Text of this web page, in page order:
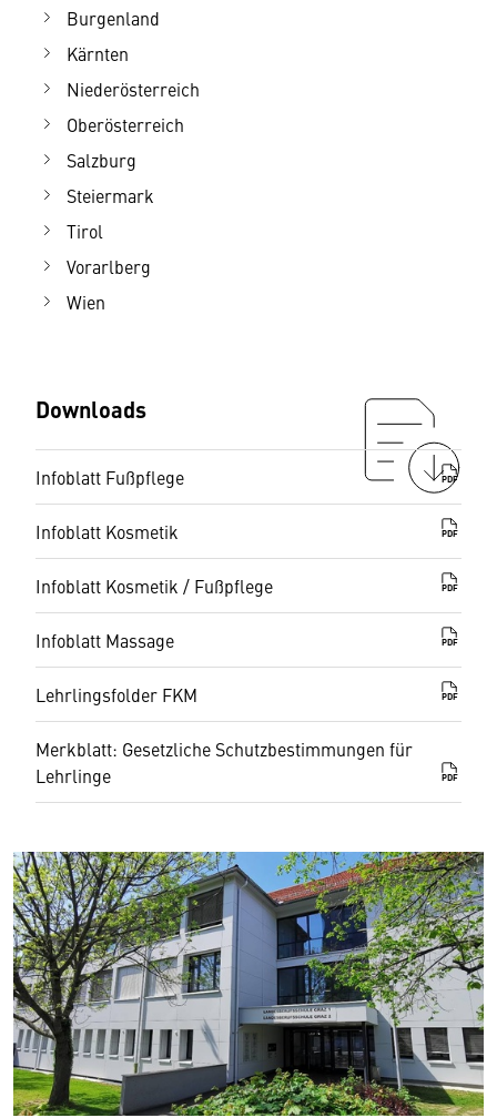
Burgenland
Kärnten
Niederösterreich
Oberösterreich
Salzburg
Steiermark
Tirol
Vorarlberg
Wien
Downloads
Infoblatt Fußpflege PDF
Infoblatt Kosmetik PDF
Infoblatt Kosmetik / Fußpflege PDF
Infoblatt Massage PDF
Lehrlingsfolder FKM PDF
Merkblatt: Gesetzliche Schutzbestimmungen für
Lehrlinge
PDF